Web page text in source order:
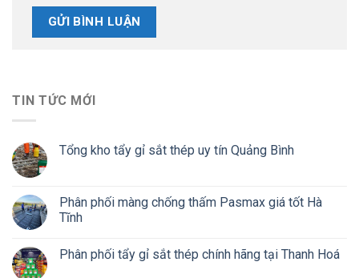
TIN TỨC MỚI
Tổng kho tẩy gỉ sắt thép uy tín Quảng Bình
Phân phối màng chống thấm Pasmax giá tốt Hà
Tĩnh
Phân phối tẩy gỉ sắt thép chính hãng tại Thanh Hoá